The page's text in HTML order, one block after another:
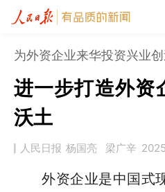
为外资企业来华投资兴业
进一步打造外资
沃土
人民日报 杨国亮 梁广辛
外资企业是中国式现